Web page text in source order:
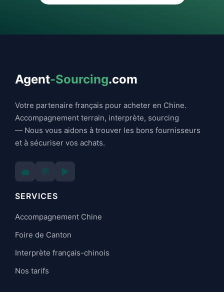
Agent-Sourcing.com
Votre partenaire français pour acheter en Chine.
Accompagnement terrain, interprète, sourcing
— Nous vous aidons à trouver les bons fournisseurs
et à sécuriser vos achats.
💼 💬 ▶️
SERVICES
Accompagnement Chine
Foire de Canton
Interprète français-chinois
Nos tarifs